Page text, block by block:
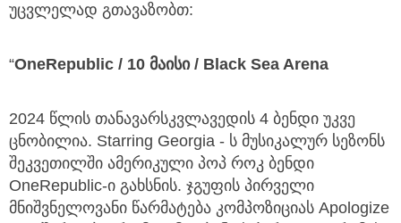
უცვლელად გთავაზობთ:
“OneRepublic / 10 მაისი / Black Sea Arena
2024 წლის თანავარსკვლავედის 4 ბენდი უკვე
ცნობილია. Starring Georgia - ს მუსიკალურ სეზონს
შეკვეთილში ამერიკული პოპ როკ ბენდი
OneRepublic-ი გახსნის. ჯგუფის პირველი
მნიშვნელოვანი წარმატება კომპოზიციას Apologize